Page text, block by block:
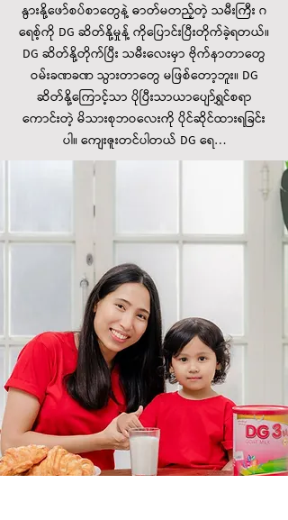
နွားနို့ဖော်စပ်စာတွေနဲ့ ဓာတ်မတည့်တဲ့ သမီးကြီး ဂ
ရေစ့်ကို DG ဆိတ်နို့မှုန့် ကိုပြောင်းပြီးတိုက်ခဲ့ရတယ်။
DG ဆိတ်နို့တိုက်ပြီး သမီးလေးမှာ ဗိုက်နာတာတွေ
ဝမ်းခဏခဏ သွားတာတွေ မဖြစ်တော့ဘူး။ DG
ဆိတ်နို့ကြောင့်သာ ပိုပြီးသာယာပျော်ရွှင်စရာ
ကောင်းတဲ့ မိသားစုဘဝလေးကို ပိုင်ဆိုင်ထားရခြင်း
ပါ။ ကျေးဇူးတင်ပါတယ် DG ရေ…